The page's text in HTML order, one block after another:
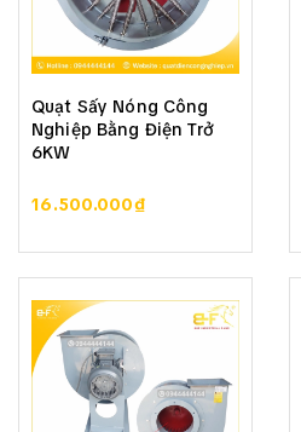
Quạt Sấy Nóng Công
Nghiệp Bằng Điện Trở
6KW
16.500.000₫